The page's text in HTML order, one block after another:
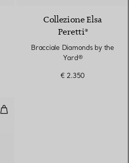
Collezione Elsa
Peretti®
Bracciale Diamonds by the
Yard®
€ 2.350
Bracciale Diamonds by the